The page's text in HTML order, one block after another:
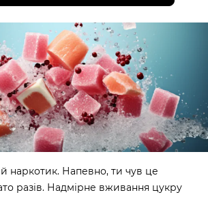
наркотик. Напевно, ти чув це
разів. Надмірне вживання цукру